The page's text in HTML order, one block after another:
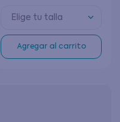
Elige tu talla
Agregar al carrito